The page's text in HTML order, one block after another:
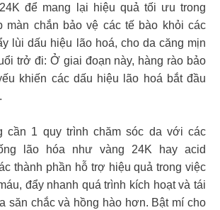
để mang lại hiệu quả tối ưu trong
màn chắn bảo vệ các tế bào khỏi các
lùi dấu hiệu lão hoá, cho da căng mịn
trở đi: Ở giai đoạn này, hàng rào bảo
khiến các dấu hiệu lão hoá bắt đầu
cần 1 quy trình chăm sóc da với các
lão hóa như vàng 24K hay acid
thành phần hỗ trợ hiệu quả trong việc
đẩy nhanh quá trình kích hoạt và tái
săn chắc và hồng hào hơn. Bật mí cho